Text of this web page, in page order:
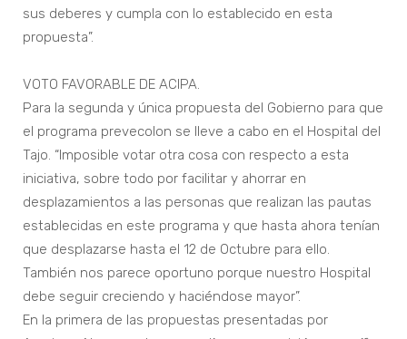
sus deberes y cumpla con lo establecido en esta
propuesta”.
VOTO FAVORABLE DE ACIPA.
Para la segunda y única propuesta del Gobierno para que
el programa prevecolon se lleve a cabo en el Hospital del
Tajo. “Imposible votar otra cosa con respecto a esta
iniciativa, sobre todo por facilitar y ahorrar en
desplazamientos a las personas que realizan las pautas
establecidas en este programa y que hasta ahora tenían
que desplazarse hasta el 12 de Octubre para ello.
También nos parece oportuno porque nuestro Hospital
debe seguir creciendo y haciéndose mayor”.
En la primera de las propuestas presentadas por